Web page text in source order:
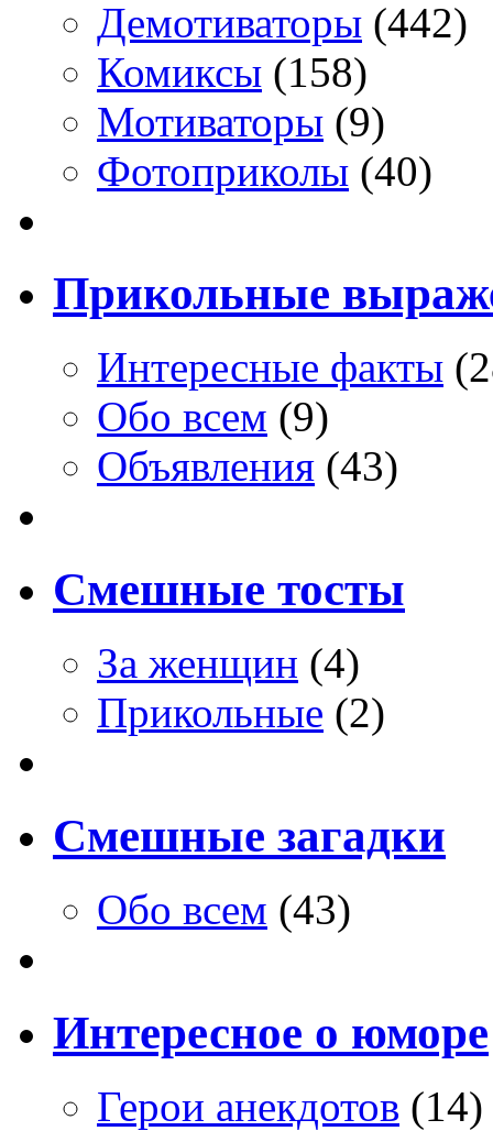
Демотиваторы (442)
Комиксы (158)
Мотиваторы (9)
Фотоприколы (40)
Прикольные
Интересные факты
Обо всем (9)
Объявления (43)
Смешные тосты
За женщин (4)
Прикольные (2)
Смешные загадки
Обо всем (43)
Интересное о юморе
Герои анекдотов (14)